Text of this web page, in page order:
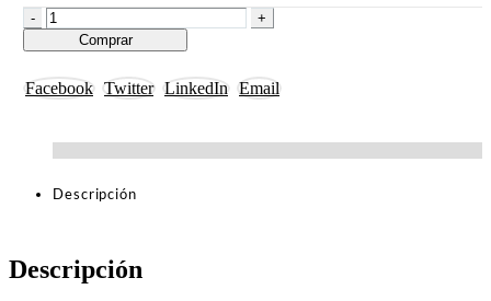
-
+
Comprar
Facebook Twitter LinkedIn Email
Descripción
Descripción